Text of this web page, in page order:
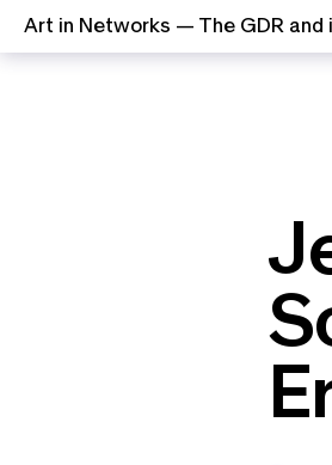
Art in Networks — The GDR and